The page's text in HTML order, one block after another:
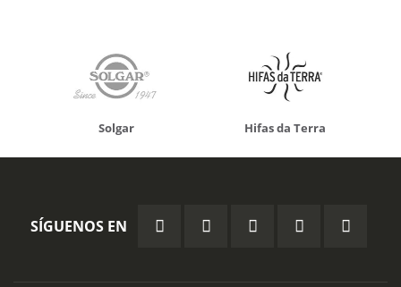
Solgar Hifas da Terra
SÍGUENOS EN